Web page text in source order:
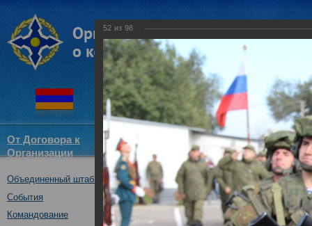
От Договора к
Организации
Структура
ОДКБ
Новости
Объединенный штаб ОДКБ
События
Командование
Открытие оперативно-
03.10.2017
52 из 98